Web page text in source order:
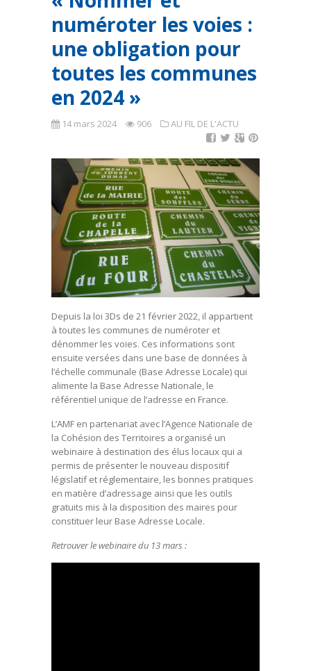
numéroter les voies :
une obligation pour
toutes les communes
en 2024 »
14 mars 2024 906 AU FIL DE L'ACTU
Depuis la loi 3Ds de 21 février 2022, il appartient
à toutes les communes de numéroter et
dénommer les voies. Ces informations sont
ensuite versées dans une base de données à
l’échelle communale (Base Adresse Locale) qui
alimente la Base Adresse Nationale, le
référentiel unique de l’adresse en France.
L’AMF en partenariat avec l’Agence Nationale de
la Cohésion des Territoires a organisé un
webinaire à destination des élus locaux qui a
permis de présenter le nouveau dispositif
législatif et réglementaire, les bonnes pratiques
en matière d’adressage ainsi que les outils
gratuits mis à la disposition des maires pour
constituer leur Base Adresse Locale.
Retrouver le webinaire du 13 mars :